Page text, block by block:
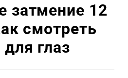
затмение 12
смотреть
глаз